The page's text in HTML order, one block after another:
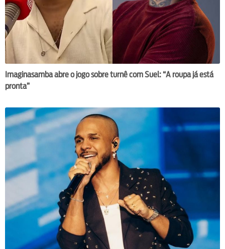
Imaginasamba abre o jogo sobre turnê com Suel: “A roupa já está
pronta”